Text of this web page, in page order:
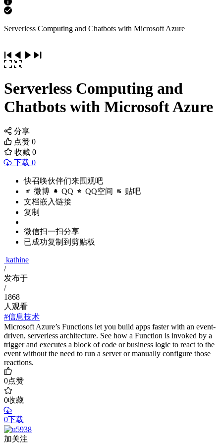
Serverless Computing and Chatbots with Microsoft Azure
Serverless Computing and
Chatbots with Microsoft Azure
分享
点赞 0
收藏 0
下载 0
快召唤伙伴们来围观吧
微博 QQ QQ空间 贴吧
文档嵌入链接
复制
微信扫一扫分享
已成功复制到剪贴板
kathine
/
发布于
/
1868
人观看
#信息技术
Microsoft Azure’s Functions let you build apps faster with an event-
driven, serverless architecture. See how a Function is invoked by a
trigger and executes a block of code or business logic to react to the
event without the need to run a server or manually configure those
reactions.
0点赞
0收藏
0下载
加关注